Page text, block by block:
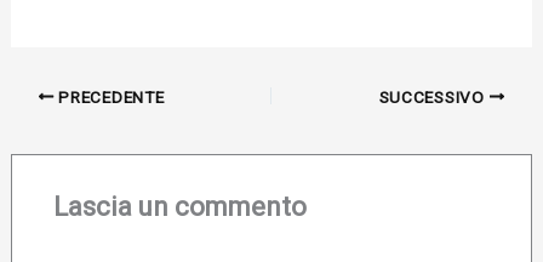
PRECEDENTE SUCCESSIVO
Lascia un commento